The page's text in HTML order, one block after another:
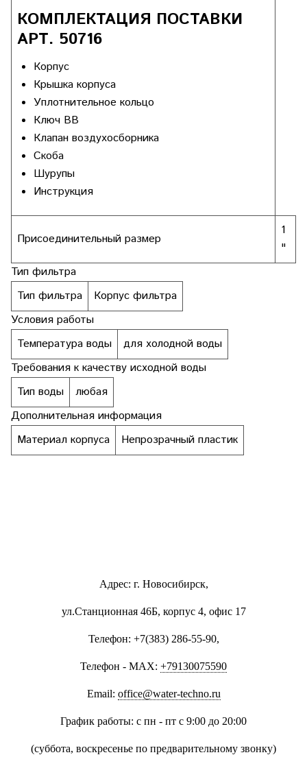
КОМПЛЕКТАЦИЯ ПОСТАВКИ
АРТ. 50716
Корпус
Крышка корпуса
Уплотнительное кольцо
Ключ ВВ
Клапан воздухосборника
Скоба
Шурупы
Инструкция
Присоединительный размер
1
"
Тип фильтра
Тип фильтра
Корпус фильтра
Условия работы
Температура воды
для холодной воды
Требования к качеству исходной воды
Тип воды
любая
Дополнительная информация
Материал корпуса
Непрозрачный пластик
Адрес: г. Новосибирск,
ул.Станционная 46Б, корпус 4, офис 17
Телефон: +7(383) 286-55-90,
Телефон - MAX: +79130075590
Email: office@water-techno.ru
График работы: с пн - пт с 9:00 до 20:00
(суббота, воскресенье по предварительному звонку)